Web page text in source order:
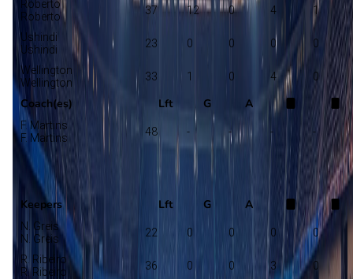
Roberto
Roberto
37 12 0 4 1
Ushindi
Ushindi
23 0 0 0 0
Wellington
Wellington
33 1 0 4 0
Coach(es) Lft G A
F. Martins
F. Martins
48 - - - -
Oliveirense
Selectie
Keepers Lft G A
N. Greis
N. Greis
22 0 0 0 0
R. Ribeiro
R. Ribeiro
36 0 0 3 0